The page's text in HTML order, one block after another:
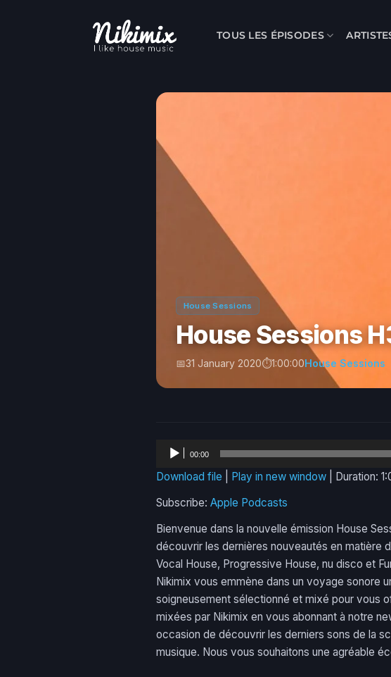
TOUS LES ÉPISODES
House Sessions
House Sessions
31 January 2020 1:00:00House Sessions
Audio
00:00
Download file Play in new window
Duration:
Subscribe: Apple Podcasts
Bienvenue dans la nouvelle émission House
découvrir les dernières nouveautés en matière
Vocal House, Progressive House, nu disco et
Nikimix vous emmène dans un voyage sonore
soigneusement sélectionné et mixé pour vous
mixées par Nikimix en vous abonnant à notre
occasion de découvrir les derniers sons de la
musique. Nous vous souhaitons une agréable